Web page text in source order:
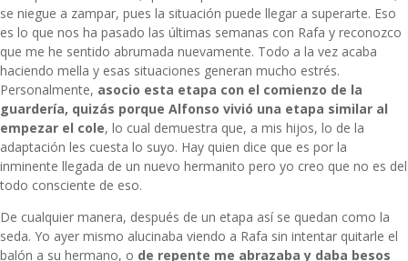
se niegue a zampar, pues la situación puede llegar a superarte. Eso
es lo que nos ha pasado las últimas semanas con Rafa y reconozco
que me he sentido abrumada nuevamente. Todo a la vez acaba
haciendo mella y esas situaciones generan mucho estrés.
Personalmente, asocio esta etapa con el comienzo de la
guardería, quizás porque Alfonso vivió una etapa similar al
empezar el cole, lo cual demuestra que, a mis hijos, lo de la
adaptación les cuesta lo suyo. Hay quien dice que es por la
inminente llegada de un nuevo hermanito pero yo creo que no es del
todo consciente de eso.
De cualquier manera, después de un etapa así se quedan como la
seda. Yo ayer mismo alucinaba viendo a Rafa sin intentar quitarle el
balón a su hermano, o de repente me abrazaba y daba besos